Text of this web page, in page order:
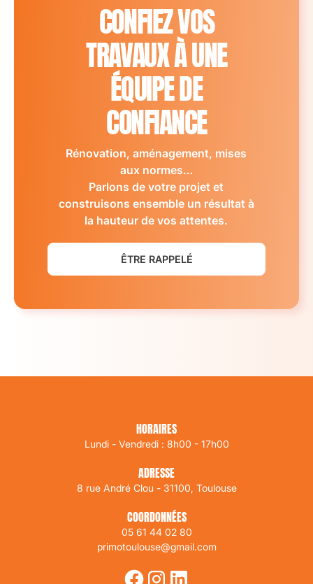
CONFIEZ VOS
TRAVAUX À UNE
ÉQUIPE DE
CONFIANCE
Rénovation, aménagement, mises
aux normes…
Parlons de votre projet et
construisons ensemble un résultat à
la hauteur de vos attentes.
ÊTRE RAPPELÉ
HORAIRES
Lundi - Vendredi : 8h00 - 17h00
ADRESSE
8 rue André Clou - 31100, Toulouse
COORDONNÉES
05 61 44 02 80
primotoulouse@gmail.com